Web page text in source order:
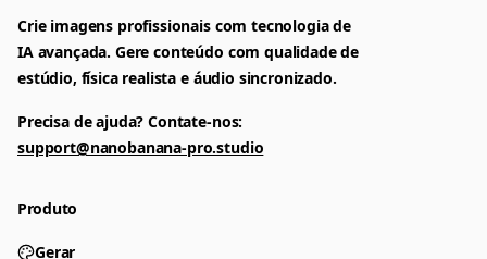
Crie imagens profissionais com tecnologia de
IA avançada. Gere conteúdo com qualidade de
estúdio, física realista e áudio sincronizado.
Precisa de ajuda? Contate-nos:
support@nanobanana-pro.studio
Produto
Gerar